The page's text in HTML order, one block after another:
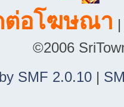
ต่อโฆษณา
©2006
SMF 2.0.10|